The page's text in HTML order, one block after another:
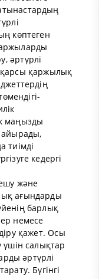
көптеген
әртүрлі
қарсы қаржылық
маңызды
айырады,
тиімді
кедергі
және
ағындарды
барлық
немесе
қажет. Осы
үшін салықтар
әртүрлі
Бүгінгі